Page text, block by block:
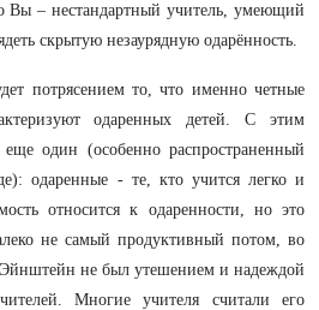
Вы – нестандартный учитель, умеющий
скрытую незаурядную одарённость.
потрясением то, что именно четные
одаренных детей. С этим
один (особенно распространенный
одаренные - те, кто учится легко и
относится к одаренности, но это
не самый продуктивный потом, во
не был утешением и надеждой
Многие учителя считали его